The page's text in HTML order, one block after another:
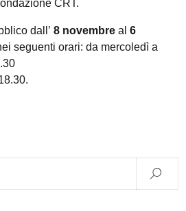
CRT.
dall’ 8 novembre al 6
seguenti orari: da mercoledì a